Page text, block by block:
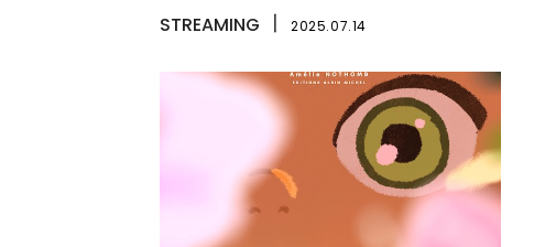
STREAMING 2025.07.14